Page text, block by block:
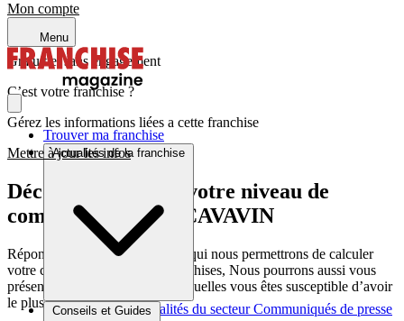
Mon compte
Menu
Trouver ma franchise
Actualités de la franchise
Brèves et actus Actualités du secteur Communiqués de presse
Conseils et Guides
Gratuit et sans engagement
C’est votre franchise ?
Gérez les informations liées a cette franchise
Mettre à jour les infos
Découvrez quel est votre niveau de
compatibilité avec CAVAVIN
Répondez a quelques questions qui nous permettrons de calculer
votre compatibilité avec les franchises, Nous pourrons aussi vous
présenter les franchises avec lesquelles vous êtes susceptible d’avoir
le plus d’affinité